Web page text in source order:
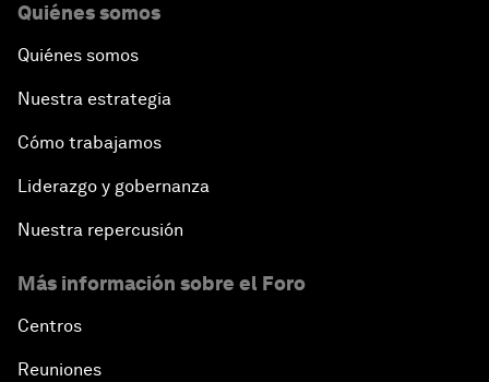
Quiénes somos
Quiénes somos
Nuestra estrategia
Cómo trabajamos
Liderazgo y gobernanza
Nuestra repercusión
Más información sobre el Foro
Centros
Reuniones